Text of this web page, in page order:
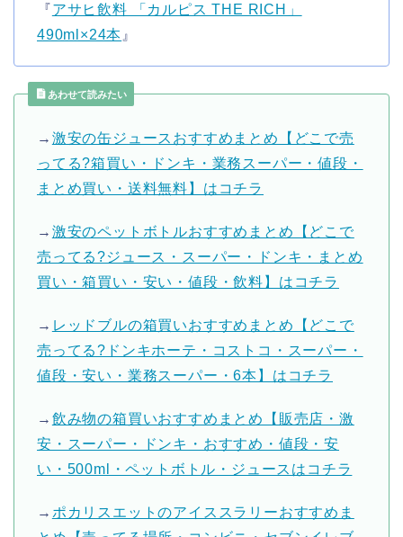
『アサヒ飲料 「カルピス THE RICH」
490ml×24本 』
あわせて読みたい
→ 激安の缶ジュースおすすめまとめ【どこで売
ってる?箱買い・ドンキ・業務スーパー・値段・
まとめ買い・送料無料】はコチラ
→ 激安のペットボトルおすすめまとめ【どこで
売ってる?ジュース・スーパー・ドンキ・まとめ
買い・箱買い・安い・値段・飲料】はコチラ
→ レッドブルの箱買いおすすめまとめ【どこで
売ってる?ドンキホーテ・コストコ・スーパー・
値段・安い・業務スーパー・6本】はコチラ
→ 飲み物の箱買いおすすめまとめ【販売店・激
安・スーパー・ドンキ・おすすめ・値段・安
い・500ml・ペットボトル・ジュースはコチラ
→ ポカリスエットのアイススラリーおすすめま